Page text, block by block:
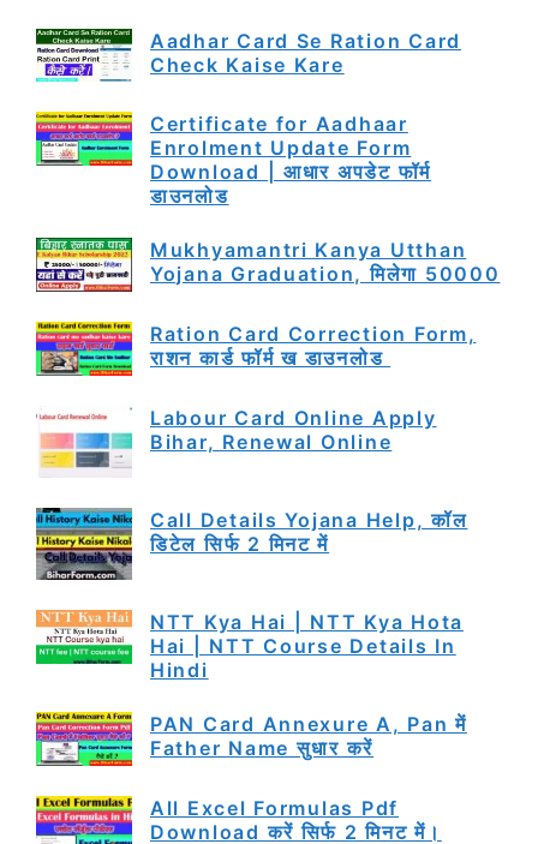
Aadhar Card Se Ration Card
Check Kaise Kare
Certificate for Aadhaar
Enrolment Update Form
Download | आधार अपडेट फॉर्म
डाउनलोड
Mukhyamantri Kanya Utthan
Yojana Graduation, मिलेगा 50000
Ration Card Correction Form,
राशन कार्ड फॉर्म ख डाउनलोड
Labour Card Online Apply
Bihar, Renewal Online
Call Details Yojana Help, कॉल
डिटेल सिर्फ 2 मिनट में
NTT Kya Hai | NTT Kya Hota
Hai | NTT Course Details In
Hindi
PAN Card Annexure A, Pan में
Father Name सुधार करें
All Excel Formulas Pdf
Download करें सिर्फ 2 मिनट में।